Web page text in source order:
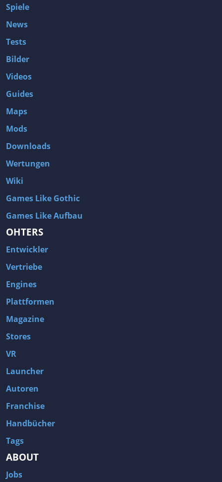
Spiele
News
Tests
Bilder
Videos
Guides
Maps
Mods
Downloads
Wertungen
Wiki
Games Like Gothic
Games Like Aufbau
OHTERS
Entwickler
Vertriebe
Engines
Plattformen
Magazine
Stores
VR
Launcher
Autoren
Franchise
Handbücher
Tags
ABOUT
Jobs